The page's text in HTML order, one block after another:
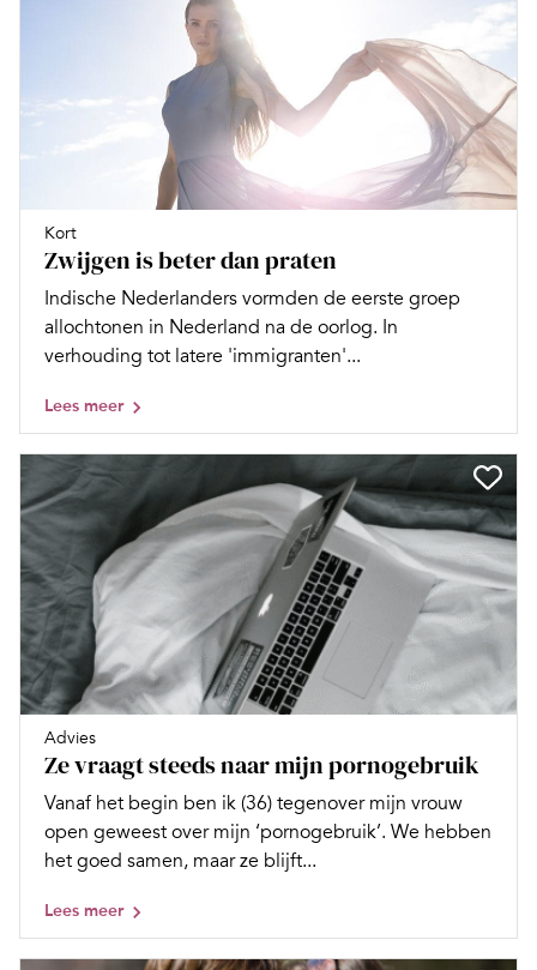
Kort
Zwijgen is beter dan praten
Indische Nederlanders vormden de eerste groep
allochtonen in Nederland na de oorlog. In
verhouding tot latere 'immigranten'...
Lees meer
Advies
Ze vraagt steeds naar mijn pornogebruik
Vanaf het begin ben ik (36) tegenover mijn vrouw
open geweest over mijn ‘pornogebruik’. We hebben
het goed samen, maar ze blijft...
Lees meer